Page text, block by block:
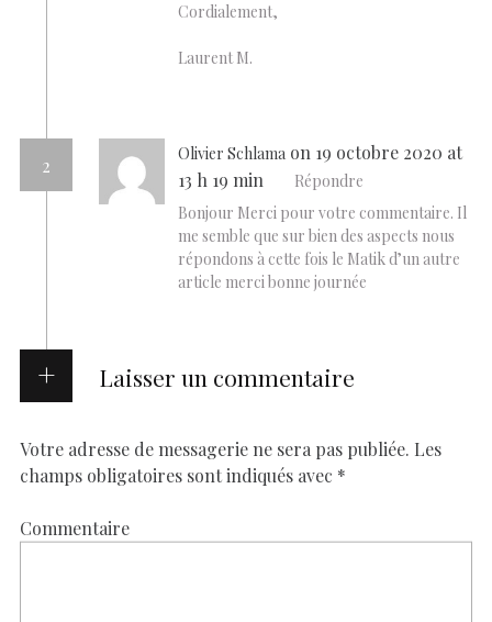
Cordialement,
Laurent M.
2
Olivier Schlama on 19 octobre 2020 at
13 h 19 min
Répondre
Bonjour Merci pour votre commentaire. Il
me semble que sur bien des aspects nous
répondons à cette fois le Matik d’un autre
article merci bonne journée
Laisser un commentaire
Votre adresse de messagerie ne sera pas publiée. Les
champs obligatoires sont indiqués avec *
Commentaire